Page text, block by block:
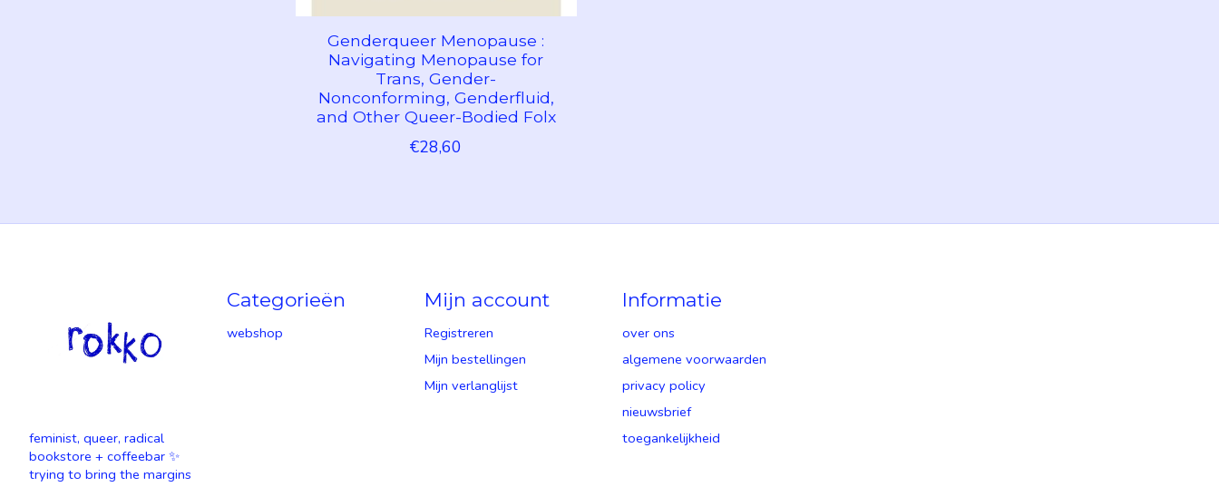
Genderqueer Menopause :
Navigating Menopause for
Trans, Gender-
Nonconforming, Genderfluid,
and Other Queer-Bodied Folx
€28,60
feminist, queer, radical
bookstore + coffeebar ✨
trying to bring the margins
Categorieën
webshop
Mijn account
Registreren
Mijn bestellingen
Mijn verlanglijst
Informatie
over ons
algemene voorwaarden
privacy policy
nieuwsbrief
toegankelijkheid